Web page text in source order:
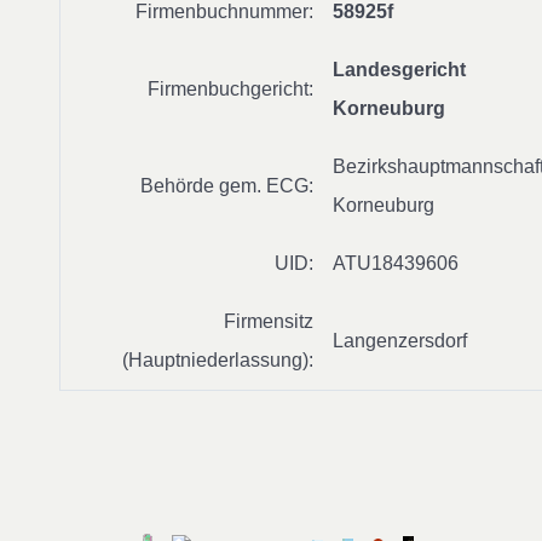
Firmenbuchnummer: 58925f
Firmenbuchgericht:
Landesgericht
Korneuburg
Behörde gem. ECG:
Korneuburg
UID: ATU18439606
Firmensitz
(Hauptniederlassung):
Langenzersdorf